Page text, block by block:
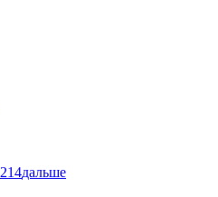
214дальше